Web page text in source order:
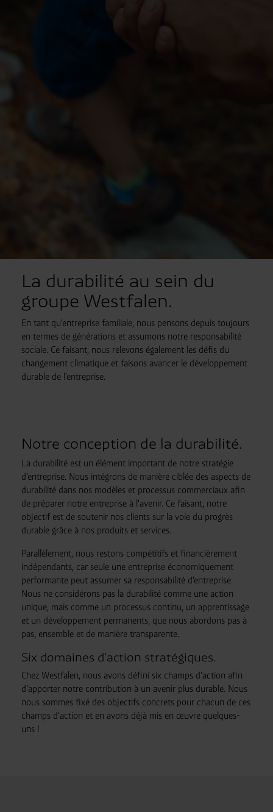
La durabilité au sein du
groupe Westfalen.
En tant qu'entreprise familiale, nous pensons depuis toujours
en termes de générations et assumons notre responsabilité
sociale. Ce faisant, nous relevons également les défis du
changement climatique et faisons avancer le développement
durable de l'entreprise.
Notre conception de la durabilité.
La durabilité est un élément important de notre stratégie
d'entreprise. Nous intégrons de manière ciblée des aspects de
durabilité dans nos modèles et processus commerciaux afin
de préparer notre entreprise à l'avenir. Ce faisant, notre
objectif est de soutenir nos clients sur la voie du progrès
durable grâce à nos produits et services.
Parallèlement, nous restons compétitifs et financièrement
indépendants, car seule une entreprise économiquement
performante peut assumer sa responsabilité d'entreprise.
Nous ne considérons pas la durabilité comme une action
unique, mais comme un processus continu, un apprentissage
et un développement permanents, que nous abordons pas à
pas, ensemble et de manière transparente.
Six domaines d'action stratégiques.
Chez Westfalen, nous avons défini six champs d'action afin
d'apporter notre contribution à un avenir plus durable. Nous
nous sommes fixé des objectifs concrets pour chacun de ces
champs d'action et en avons déjà mis en œuvre quelques-
uns !